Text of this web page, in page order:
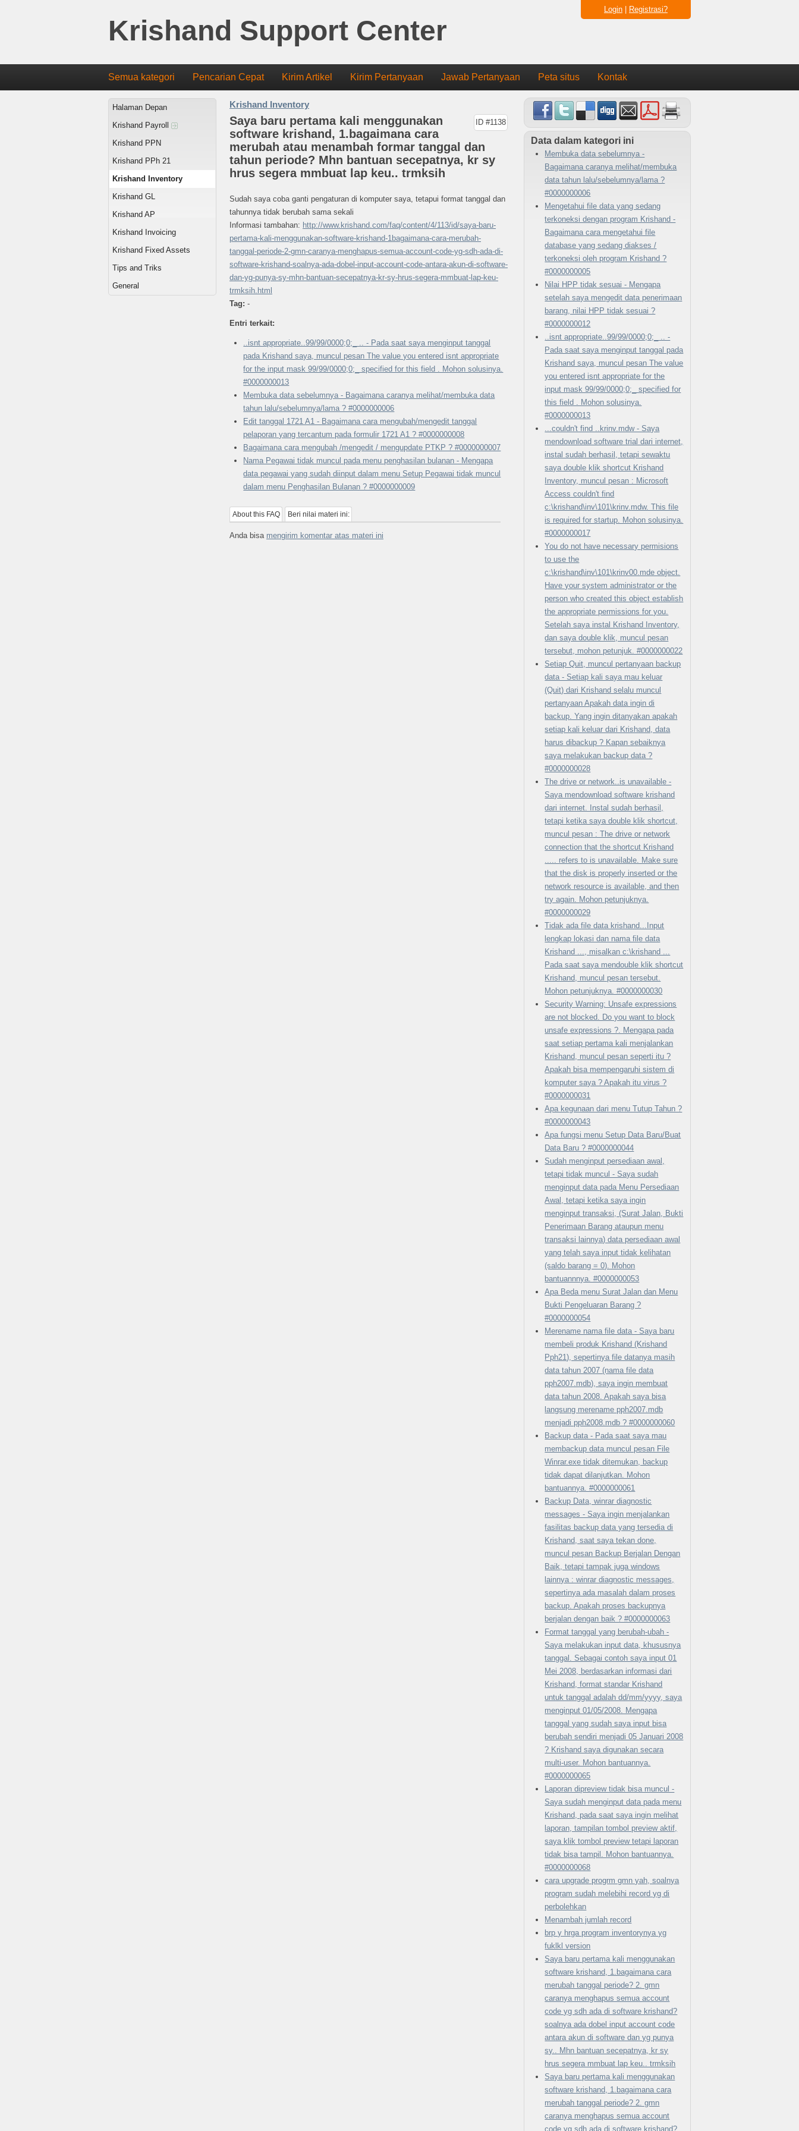
Login Registrasi?
Krishand Support Center
Semua kategori Pencarian Cepat Kirim Artikel Kirim Pertanyaan Jawab Pertanyaan Peta situs Kontak
Halaman Depan
Krishand Payroll
Krishand PPN
Krishand PPh 21
Krishand Inventory
Krishand GL
Krishand AP
Krishand Invoicing
Krishand Fixed Assets
Tips and Triks
General
Krishand Inventory
ID #1138
Saya baru pertama kali menggunakan
software krishand, 1.bagaimana cara
merubah atau menambah formar tanggal dan
tahun periode? Mhn bantuan secepatnya, kr sy
hrus segera mmbuat lap keu.. trmksih
Sudah saya coba ganti pengaturan di komputer saya, tetapui format tanggal dan
tahunnya tidak berubah sama sekali
Informasi tambahan: http://www.krishand.com/faq/content/4/113/id/saya-baru-
pertama-kali-menggunakan-software-krishand-1bagaimana-cara-merubah-
tanggal-periode-2-gmn-caranya-menghapus-semua-account-code-yg-sdh-ada-di-
software-krishand-soalnya-ada-dobel-input-account-code-antara-akun-di-software-
dan-yg-punya-sy-mhn-bantuan-secepatnya-kr-sy-hrus-segera-mmbuat-lap-keu-
trmksih.html
Tag: -
Entri terkait:
..isnt appropriate..99/99/0000;0;_ .. - Pada saat saya menginput tanggal
pada Krishand saya, muncul pesan The value you entered isnt appropriate
for the input mask 99/99/0000;0;_ specified for this field . Mohon solusinya.
#0000000013
Membuka data sebelumnya - Bagaimana caranya melihat/membuka data
tahun lalu/sebelumnya/lama ? #0000000006
Edit tanggal 1721 A1 - Bagaimana cara mengubah/mengedit tanggal
pelaporan yang tercantum pada formulir 1721 A1 ? #0000000008
Bagaimana cara mengubah /mengedit / mengupdate PTKP ? #0000000007
Nama Pegawai tidak muncul pada menu penghasilan bulanan - Mengapa
data pegawai yang sudah diinput dalam menu Setup Pegawai tidak muncul
dalam menu Penghasilan Bulanan ? #0000000009
About this FAQ Beri nilai materi ini:
Anda bisa mengirim komentar atas materi ini
Data dalam kategori ini
Membuka data sebelumnya -
Bagaimana caranya melihat/membuka
data tahun lalu/sebelumnya/lama ?
#0000000006
Mengetahui file data yang sedang
terkoneksi dengan program Krishand -
Bagaimana cara mengetahui file
database yang sedang diakses /
terkoneksi oleh program Krishand ?
#0000000005
Nilai HPP tidak sesuai - Mengapa
setelah saya mengedit data penerimaan
barang, nilai HPP tidak sesuai ?
#0000000012
..isnt appropriate..99/99/0000;0;_ .. -
Pada saat saya menginput tanggal pada
Krishand saya, muncul pesan The value
you entered isnt appropriate for the
input mask 99/99/0000;0;_ specified for
this field . Mohon solusinya.
#0000000013
...couldn't find ..krinv.mdw - Saya
mendownload software trial dari internet,
instal sudah berhasil, tetapi sewaktu
saya double klik shortcut Krishand
Inventory, muncul pesan : Microsoft
Access couldn't find
c:\krishand\inv\101\krinv.mdw. This file
is required for startup. Mohon solusinya.
#0000000017
You do not have necessary permisions
to use the
c:\krishand\inv\101\krinv00.mde object.
Have your system administrator or the
person who created this object establish
the appropriate permissions for you.
Setelah saya instal Krishand Inventory,
dan saya double klik, muncul pesan
tersebut, mohon petunjuk. #0000000022
Setiap Quit, muncul pertanyaan backup
data - Setiap kali saya mau keluar
(Quit) dari Krishand selalu muncul
pertanyaan Apakah data ingin di
backup. Yang ingin ditanyakan apakah
setiap kali keluar dari Krishand, data
harus dibackup ? Kapan sebaiknya
saya melakukan backup data ?
#0000000028
The drive or network..is unavailable -
Saya mendownload software krishand
dari internet. Instal sudah berhasil,
tetapi ketika saya double klik shortcut,
muncul pesan : The drive or network
connection that the shortcut Krishand
..... refers to is unavailable. Make sure
that the disk is properly inserted or the
network resource is available, and then
try again. Mohon petunjuknya.
#0000000029
Tidak ada file data krishand...Input
lengkap lokasi dan nama file data
Krishand ..., misalkan c:\krishand ...
Pada saat saya mendouble klik shortcut
Krishand, muncul pesan tersebut.
Mohon petunjuknya. #0000000030
Security Warning: Unsafe expressions
are not blocked. Do you want to block
unsafe expressions ?. Mengapa pada
saat setiap pertama kali menjalankan
Krishand, muncul pesan seperti itu ?
Apakah bisa mempengaruhi sistem di
komputer saya ? Apakah itu virus ?
#0000000031
Apa kegunaan dari menu Tutup Tahun ?
#0000000043
Apa fungsi menu Setup Data Baru/Buat
Data Baru ? #0000000044
Sudah menginput persediaan awal,
tetapi tidak muncul - Saya sudah
menginput data pada Menu Persediaan
Awal, tetapi ketika saya ingin
menginput transaksi, (Surat Jalan, Bukti
Penerimaan Barang ataupun menu
transaksi lainnya) data persediaan awal
yang telah saya input tidak kelihatan
(saldo barang = 0). Mohon
bantuannnya. #0000000053
Apa Beda menu Surat Jalan dan Menu
Bukti Pengeluaran Barang ?
#0000000054
Merename nama file data - Saya baru
membeli produk Krishand (Krishand
Pph21), sepertinya file datanya masih
data tahun 2007 (nama file data
pph2007.mdb), saya ingin membuat
data tahun 2008. Apakah saya bisa
langsung merename pph2007.mdb
menjadi pph2008.mdb ? #0000000060
Backup data - Pada saat saya mau
membackup data muncul pesan File
Winrar.exe tidak ditemukan, backup
tidak dapat dilanjutkan. Mohon
bantuannya. #0000000061
Backup Data, winrar diagnostic
messages - Saya ingin menjalankan
fasilitas backup data yang tersedia di
Krishand, saat saya tekan done,
muncul pesan Backup Berjalan Dengan
Baik, tetapi tampak juga windows
lainnya : winrar diagnostic messages,
sepertinya ada masalah dalam proses
backup. Apakah proses backupnya
berjalan dengan baik ? #0000000063
Format tanggal yang berubah-ubah -
Saya melakukan input data, khususnya
tanggal. Sebagai contoh saya input 01
Mei 2008, berdasarkan informasi dari
Krishand, format standar Krishand
untuk tanggal adalah dd/mm/yyyy, saya
menginput 01/05/2008. Mengapa
tanggal yang sudah saya input bisa
berubah sendiri menjadi 05 Januari 2008
? Krishand saya digunakan secara
multi-user. Mohon bantuannya.
#0000000065
Laporan dipreview tidak bisa muncul -
Saya sudah menginput data pada menu
Krishand, pada saat saya ingin melihat
laporan, tampilan tombol preview aktif,
saya klik tombol preview tetapi laporan
tidak bisa tampil. Mohon bantuannya.
#0000000068
cara upgrade progrm gmn yah, soalnya
program sudah melebihi record yg di
perbolehkan
Menambah jumlah record
brp y hrga program inventorynya yg
fuklkl version
Saya baru pertama kali menggunakan
software krishand, 1.bagaimana cara
merubah tanggal periode? 2. gmn
caranya menghapus semua account
code yg sdh ada di software krishand?
soalnya ada dobel input account code
antara akun di software dan yg punya
sy.. Mhn bantuan secepatnya, kr sy
hrus segera mmbuat lap keu.. trmksih
Saya baru pertama kali menggunakan
software krishand, 1.bagaimana cara
merubah tanggal periode? 2. gmn
caranya menghapus semua account
code yg sdh ada di software krishand?